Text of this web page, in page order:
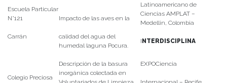
Escuela Particular
N°121
Carrán
Impacto de las aves en la
calidad del agua del
humedal laguna Pocura.
Latinoamericano de
Ciencias AMPLAT –
Medellin, Colombia
INTERDISCIPLINA
Colegio Preciosa
Descripción de la basura
inorgánica colectada en
EXPOCiencia